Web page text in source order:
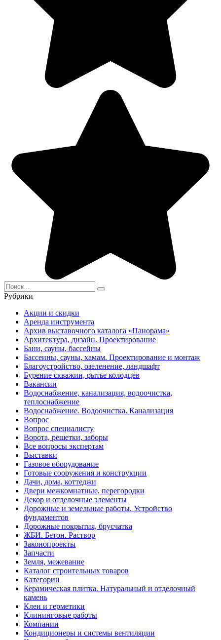
Search
for:
Рубрики
Акции и скидки
Аренда инструмента
Архив выставочного каталога «Панорама»
Архитектура, дизайн. Проектирование
Бани, сауны, бассейны
Бассеины, сауны, хамам. Проектирование и монтаж
Благоустройство, озеленение, ландшафт
Бурение скважин, рытье колодцев
Вакансии
Водоснабжение, канализация, водоочистка,
теплоснабжение
Водоснабжение. Водоочистка. Канализация
Вопрос
Вопрос специалисту
Ворота, решетки, заборы
Все вопросы экспертам
Выставки
Газовое оборудование
Готовые сооружения и конструкции
Дачи, дома, коттеджи
Двери межкомнатные, перегородки
Декор и отделочные элементы
Дорожные и земельные работы. Устройство
фундаментов
Дорожные покрытия, брусчатка
ЖБИ. Бетон. Раствор
Законопроекты
Запчасти
Земля, межевание
Каталог строительных товаров
Категории
Керамическая плитка. Натуральный и отделочный
камень
Клеи и герметики
Клининговые работы
Компании
Кондиционеры и системы вентиляции